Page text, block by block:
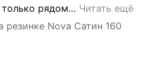
рядом… Читать ещё
Nova Сатин 160